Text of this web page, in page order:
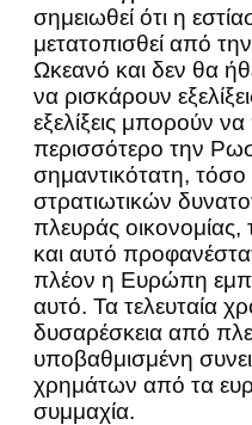
σημειωθεί ότι η
μετατοπισθεί από
Ωκεανό και δεν θα
να ρισκάρουν
εξελίξεις μπορούν
περισσότερο την
σημαντικότατη,
στρατιωτικών
πλευράς
και αυτό
πλέον η Ευρώπη
αυτό. Τα τελευταία
δυσαρέσκεια από
υποβαθμισμένη
χρημάτων από τα
συμμαχία.